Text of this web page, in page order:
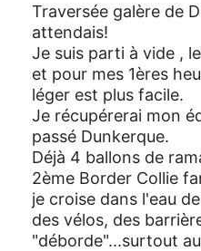
Traversée galère de
attendais!
Je suis parti à vide ,
et pour mes 1ères
léger est plus facile.
Je récupérerai mon
passé Dunkerque.
Déjà 4 ballons de
2ème Border Collie
je croise dans l'eau
des vélos, des
"déborde"...surtout